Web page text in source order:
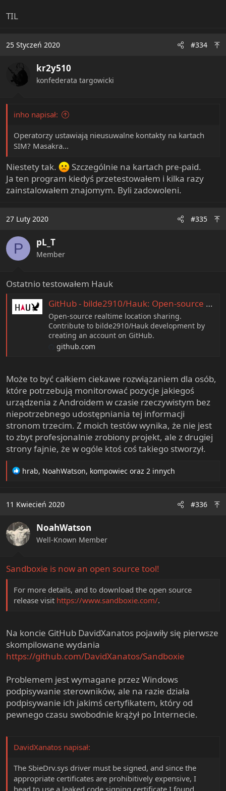
TIL
25 Styczeń 2020 #334
kr2y510
konfederata targowicki
inho napisał:
Operatorzy ustawiają nieusuwalne kontakty na kartach
SIM? Masakra...
Niestety tak.
Szczególnie na kartach pre-paid.
Ja ten program kiedyś przetestowałem i kilka razy
zainstalowałem znajomym. Byli zadowoleni.
27 Luty 2020 #335
P pL_T
Member
Ostatnio testowałem Hauk
GitHub - bilde2910/Hauk: Open-source realtime location sharing
Open-source realtime location sharing.
Contribute to bilde2910/Hauk development by
creating an account on GitHub.
github.com
Może to być całkiem ciekawe rozwiązaniem dla osób,
które potrzebują monitorować pozycje jakiegoś
urządzenia z Androidem w czasie rzeczywistym bez
niepotrzebnego udostępniania tej informacji
stronom trzecim. Z moich testów wynika, że nie jest
to zbyt profesjonalnie zrobiony projekt, ale z drugiej
strony fajnie, że w ogóle ktoś coś takiego stworzył.
R
t
o
n
s
hrab, NoahWatson, kompowiec oraz 2 innych
11 Kwiecień 2020 #336
NoahWatson
Well-Known Member
Sandboxie is now an open source tool!
For more details, and to download the open source
release visit https://www.sandboxie.com/.
Na koncie GitHub DavidXanatos pojawiły się pierwsze
skompilowane wydania
https://github.com/DavidXanatos/Sandboxie
Problemem jest wymagane przez Windows
podpisywanie sterowników, ale na razie działa
podpisywanie ich jakimś certyfikatem, który od
pewnego czasu swobodnie krążył po Internecie.
DavidXanatos napisał:
The SbieDrv.sys driver must be signed, and since the
appropriate certificates are prohibitively expensive, I
head to use a leaked code signing certificate I found